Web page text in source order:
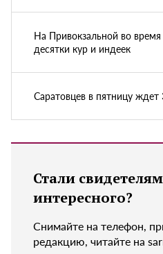
На Привокзальной во
десятки кур и индеек
Саратовцев в пятницу ждет
Стали
интересного?
Снимайте на телефон,
редакцию, читайте на